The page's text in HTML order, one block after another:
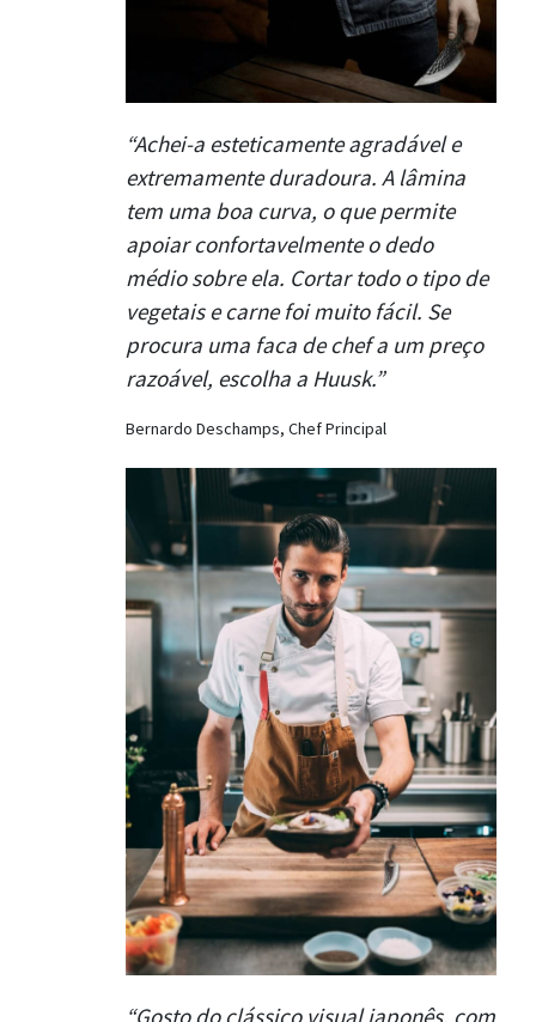
“Achei-a esteticamente agradável e
extremamente duradoura. A lâmina
tem uma boa curva, o que permite
apoiar confortavelmente o dedo
médio sobre ela. Cortar todo o tipo de
vegetais e carne foi muito fácil. Se
procura uma faca de chef a um preço
razoável, escolha a Huusk.”
Bernardo Deschamps, Chef Principal
“Gosto do clássico visual japonês, com